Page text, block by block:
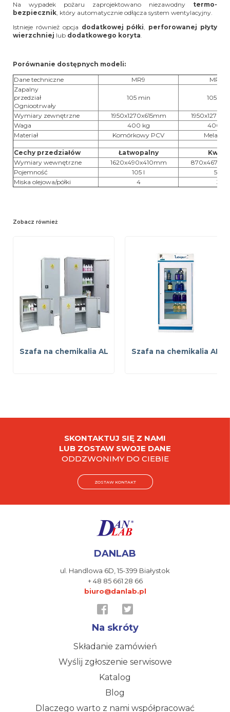
Na wypadek pożaru zaprojektowano niezawodny termo-
bezpiecznik, który automatycznie odłącza system wentylacyjny.
Istnieje również opcja dodatkowej półki, perforowanej płyty
wierzchniej lub dodatkowego koryta.
Porównanie dostępnych modeli:
Dane techniczne
MR9
MR9B
Zapalny
przedział
Ogniootrwały
105 min 105 min
Wymiary zewnętrzne 1950x1270x615mm
Waga
400 kg
400 kg
Materiał
Komórkowy PCV
Cechy przedziałów Łatwopalny
Kwasy
Wymiary wewnętrzne
1620x490x410mm
Pojemność
105 l
55 l
Miska olejowa/półki
4 3
Zobacz również
Szafa na chemikalia AL Szafa na chemikalia AF
SKONTAKTUJ SIĘ Z NAMI
LUB ZOSTAW SWOJE DANE
ODDZWONIMY DO CIEBIE
ZOSTAW KONTAKT
DANLAB
ul. Handlowa 6D,15-399 Białystok
+ 48 85 661 28 66
biuro@danlab.pl
Na skróty
Składanie zamówień
Wyślij zgłoszenie serwisowe
Katalog
Blog
Dlaczego warto z nami współpracować